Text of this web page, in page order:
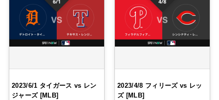
2023/6/1 タイガース vs レン
ジャーズ [MLB]
2023/4/8 フィリーズ vs レッ
ズ [MLB]